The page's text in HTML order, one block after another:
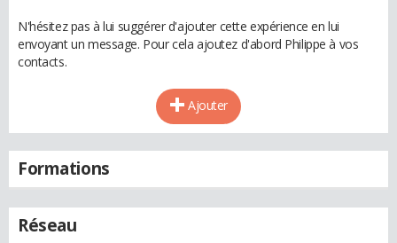
N'hésitez pas à lui suggérer d'ajouter cette expérience en lui
envoyant un message. Pour cela ajoutez d'abord Philippe à vos
contacts.
Ajouter
Formations
Réseau